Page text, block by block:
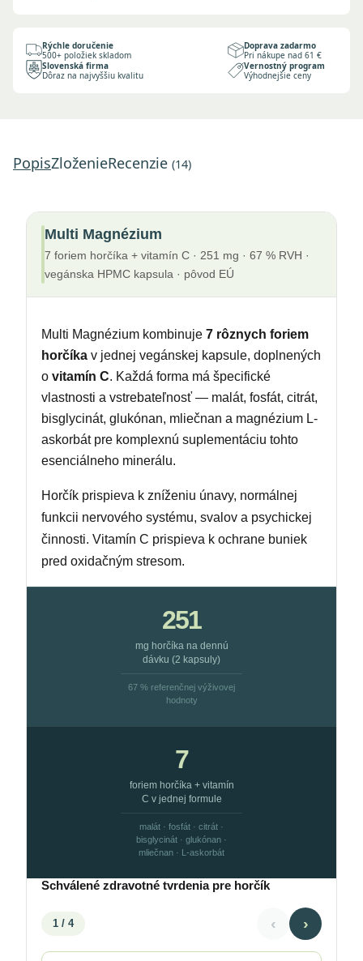
Rýchle doručenie
500+ položiek skladom
Doprava zadarmo
Pri nákupe nad 61 €
Slovenská firma
Dôraz na najvyššiu kvalitu
Vernostný program
Výhodnejšie ceny
PopisZloženieRecenzie (14)
Multi Magnézium
7 foriem horčíka + vitamín C · 251 mg · 67 % RVH ·
vegánska HPMC kapsula · pôvod EÚ
Multi Magnézium kombinuje 7 rôznych foriem
horčíka v jednej vegánskej kapsule, doplnených
o vitamín C. Každá forma má špecifické
vlastnosti a vstrebateľnosť — malát, fosfát, citrát,
bisglycinát, glukónan, mliečnan a magnézium L-
askorbát pre komplexnú suplementáciu tohto
esenciálneho minerálu.
Horčík prispieva k zníženiu únavy, normálnej
funkcii nervového systému, svalov a psychickej
činnosti. Vitamín C prispieva k ochrane buniek
pred oxidačným stresom.
251
mg horčíka na dennú
dávku (2 kapsuly)
67 % referenčnej výživovej
hodnoty
7
foriem horčíka + vitamín
C v jednej formule
malát · fosfát · citrát ·
bisglycinát · glukónan ·
mliečnan · L-askorbát
Schválené zdravotné tvrdenia pre horčík
1 / 4 ‹ ›